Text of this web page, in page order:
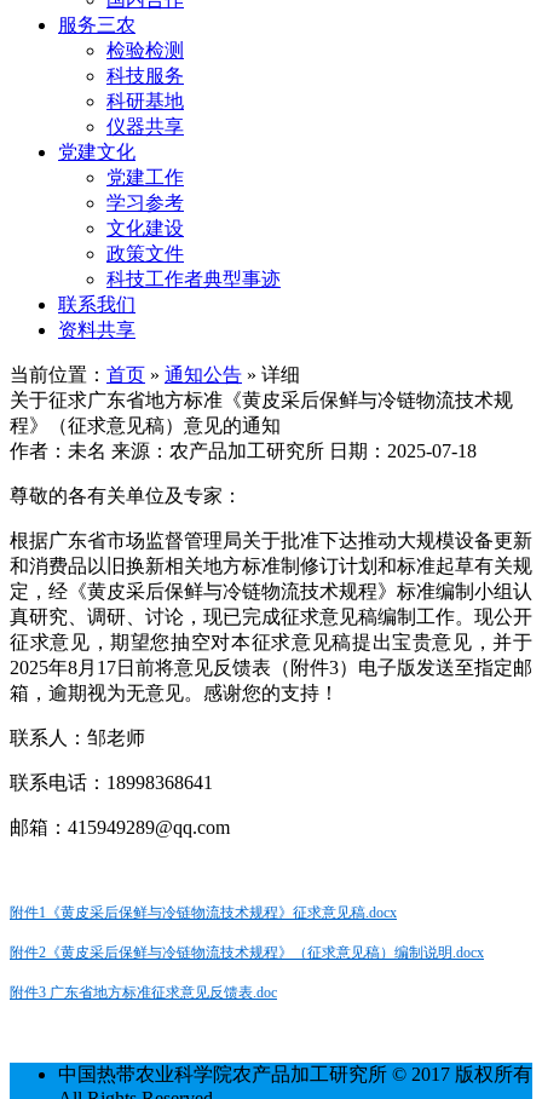
服务三农
检验检测
科技服务
科研基地
仪器共享
党建文化
党建工作
学习参考
文化建设
政策文件
科技工作者典型事迹
联系我们
资料共享
当前位置： 首页 » 通知公告 » 详细
关于征求广东省地方标准《黄皮采后保鲜与冷链物流技术规
程》（征求意见稿）意见的通知
作者：未名 来源：农产品加工研究所 日期：2025-07-18
尊敬的各有关单位及专家：
根据广东省市场监督管理局关于批准下达推动大规模设备更新
和消费品以旧换新相关地方标准制修订计划和标准起草有关规
定，经《黄皮采后保鲜与冷链物流技术规程》标准编制小组认
真研究、调研、讨论，现已完成征求意见稿编制工作。现公开
征求意见，期望您抽空对本征求意见稿提出宝贵意见，并于
2025年8月17日前将意见反馈表（附件3）电子版发送至指定邮
箱，逾期视为无意见。感谢您的支持！
联系人：邹老师
联系电话：18998368641
邮箱：415949289@qq.com
附件1《黄皮采后保鲜与冷链物流技术规程》征求意见稿.docx
附件2《黄皮采后保鲜与冷链物流技术规程》（征求意见稿）编制说明.docx
附件3 广东省地方标准征求意见反馈表.doc
中国热带农业科学院农产品加工研究所 © 2017 版权所有